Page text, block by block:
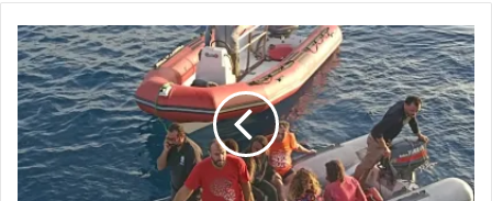
„
T
r
z
ę
s
ą
c